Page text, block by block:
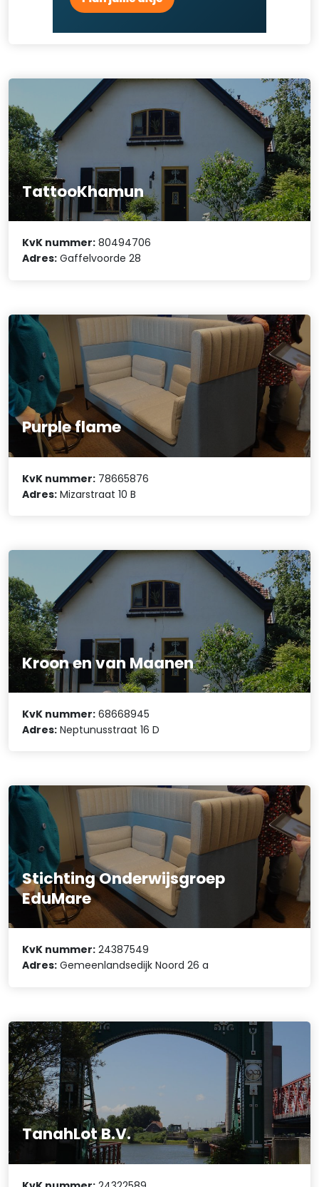
TattooKhamun
KvK nummer: 80494706
Adres: Gaffelvoorde 28
Purple flame
KvK nummer: 78665876
Adres: Mizarstraat 10 B
Kroon en van Maanen
KvK nummer: 68668945
Adres: Neptunusstraat 16 D
Stichting Onderwijsgroep
EduMare
KvK nummer: 24387549
Adres: Gemeenlandsedijk Noord 26 a
TanahLot B.V.